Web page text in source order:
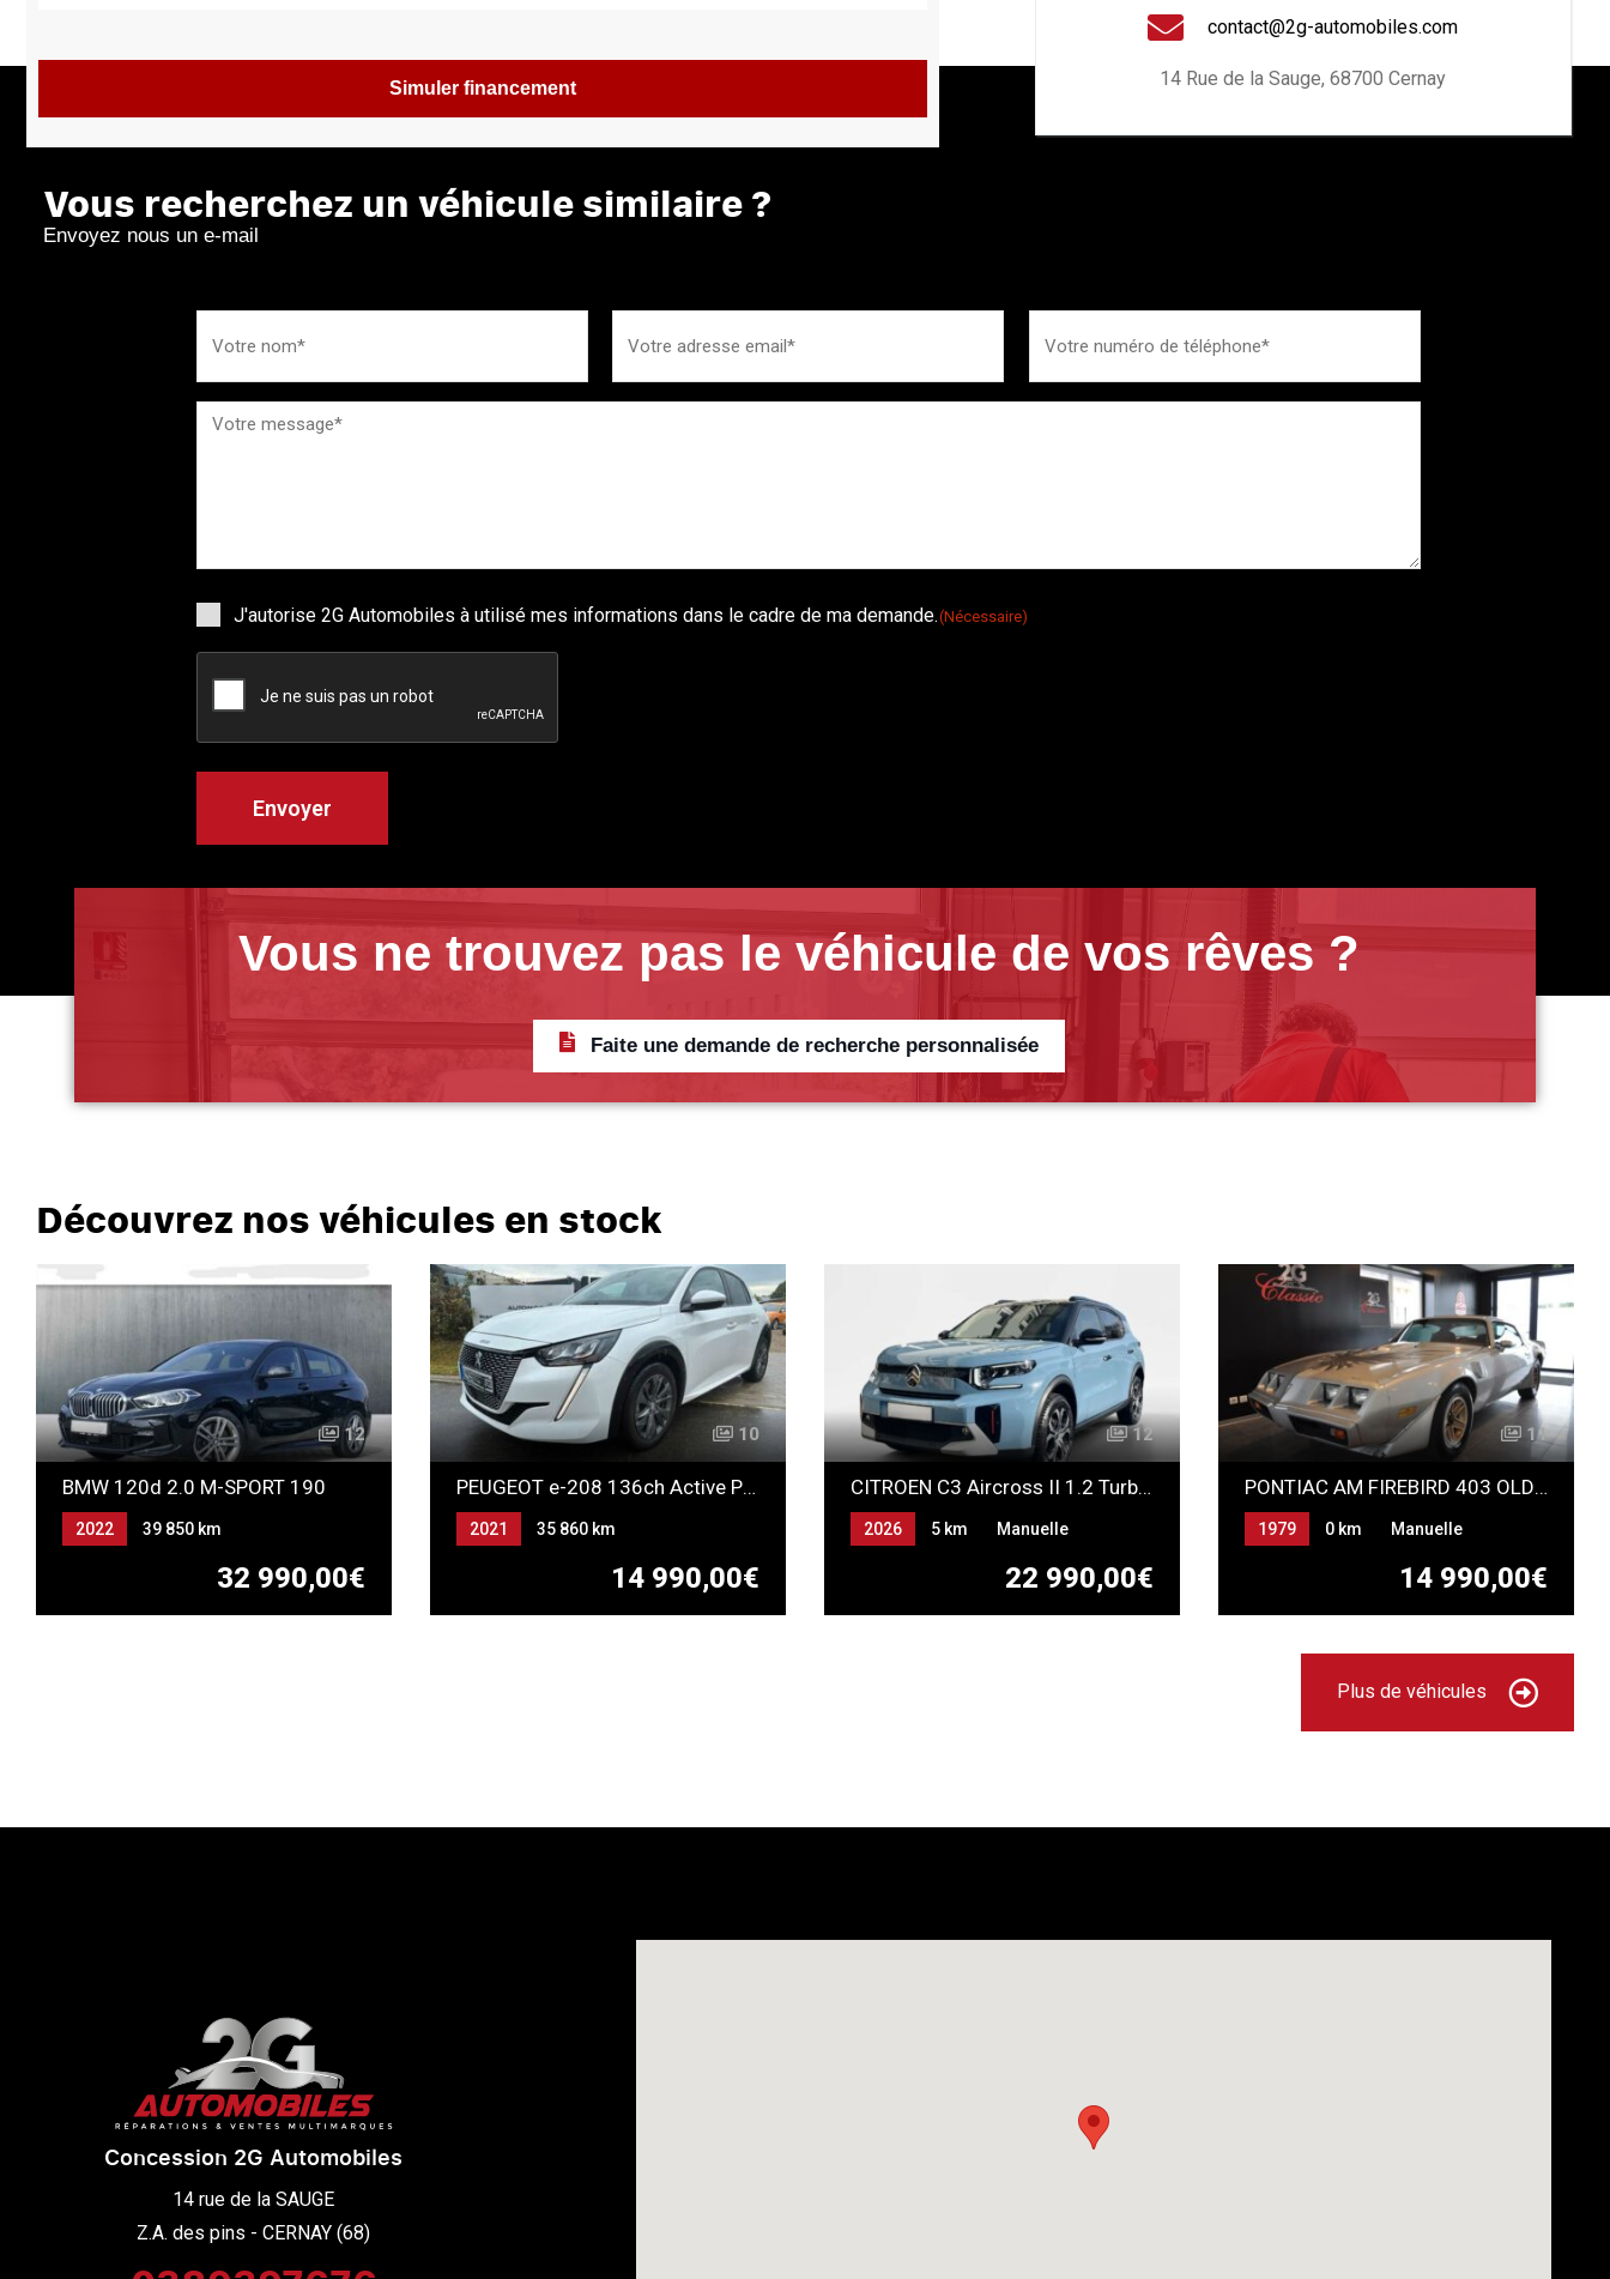
Simuler financement
contact@2g-automobiles.com
14 Rue de la Sauge, 68700 Cernay
Vous recherchez un véhicule similaire ?
Envoyez nous un e-mail
J'autorise 2G Automobiles à utilisé mes informations dans le cadre de ma demande.(Nécessaire)
Vous ne trouvez pas le véhicule de vos rêves ?
Faite une demande de recherche personnalisée
Découvrez nos véhicules en stock
12
BMW 120d 2.0 M-SPORT 190
32 990,00€
2022
39 850 km
10
PEUGEOT e-208 136ch Active Pack
14 990,00€
2021
35 860 km
12
CITROEN C3 Aircross II 1.2 Turbo 100ch PLUS
22 990,00€
2026 5 km
Manuelle
11
PONTIAC AM FIREBIRD 403 OLDSMOBIL TRANSAM
14 990,00€
1979 0 km
Manuelle
Plus de véhicules
Concession 2G Automobiles
14 rue de la SAUGE
Z.A. des pins - CERNAY (68)